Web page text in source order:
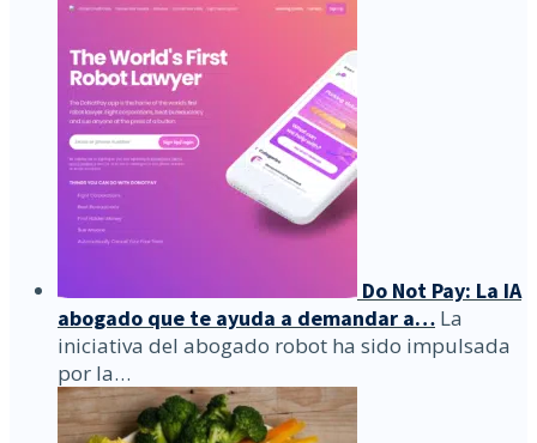
Do Not Pay: La IA
abogado que te ayuda a demandar a… La
iniciativa del abogado robot ha sido impulsada
por la…